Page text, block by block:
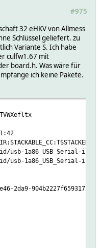
#975
32 eHKV von Allmess
Schlüssel geliefert. zu
Variante S. Ich habe
culfw1.67 mit
board.h. Was wäre für
ich keine Pakete.
if00-
1a86_USB_Serial-if00-
904b2227f6593172